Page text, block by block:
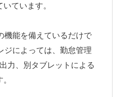
ています。
機能を備えているだけで
ジによっては、勤怠管理
力、別タブレットによる